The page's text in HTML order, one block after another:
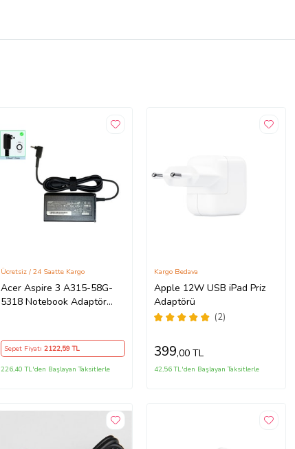
Acer Aspire 3 A315-58G-
5318 Notebook Adaptör
Ücretsiz / 24 Saatte Kargo
Sepet Fiyatı2122,59 TL
226,40 TL'den Başlayan Taksitlerle
Apple 12W USB iPad Priz
Adaptörü
(2)
Kargo Bedava
399,00 TL
42,56 TL'den Başlayan Taksitlerle